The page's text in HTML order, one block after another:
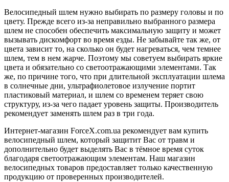
Велосипедный шлем нужно выбирать по размеру головы и по
цвету. Прежде всего из-за неправильно выбранного размера
шлем не способен обеспечить максимальную защиту и может
вызывать дискомфорт во время езды. Не забывайте так же, от
цвета зависит то, на сколько он будет нагреваться, чем темнее
шлем, тем в нем жарче. Поэтому мы советуем выбирать яркие
цвета и обязательно со светоотражающими элементами. Так
же, по причине того, что при длительной эксплуатации шлема
в солнечные дни, ультрафиолетовое излучение портит
пластиковый материал, и шлем со временем теряет свою
структуру, из-за чего падает уровень защиты. Производитель
рекомендует заменять шлем раз в три года.
Интернет-магазин ForceX.com.ua рекомендует вам купить
велосипедный шлем, который защитит Вас от травм и
дополнительно будет выделять Вас в тёмное время суток
благодаря светоотражающим элементам. Наш магазин
велосипедных товаров предоставляет только качественную
продукцию от проверенных производителей.